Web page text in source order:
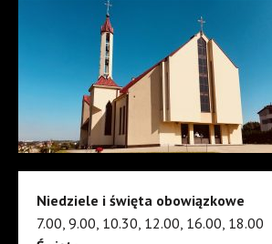
Niedziele i święta obowiązkowe
7.00, 9.00, 10.30, 12.00, 16.00, 18.00